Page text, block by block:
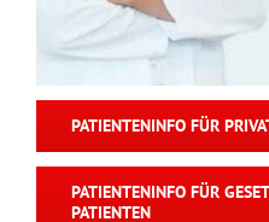
PATIENTENINFO FÜR
PATIENTENINFO FÜR
PATIENTEN